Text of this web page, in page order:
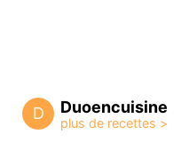
D Duoencuisine